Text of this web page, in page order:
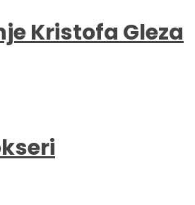
Kristofa Gleza